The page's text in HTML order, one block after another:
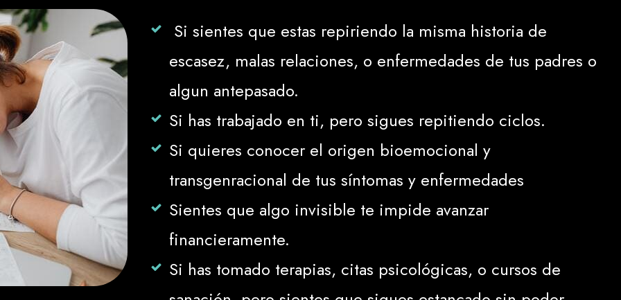
Si sientes que estas repiriendo la misma historia de
escasez, malas relaciones, o enfermedades de tus padres o
algun antepasado.
Si has trabajado en ti, pero sigues repitiendo ciclos.
Si quieres conocer el origen bioemocional y
transgenracional de tus síntomas y enfermedades
Sientes que algo invisible te impide avanzar
financieramente.
Si has tomado terapias, citas psicológicas, o cursos de